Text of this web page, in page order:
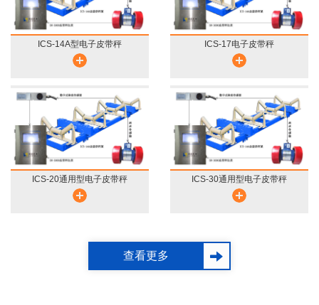
ICS-14A型电子皮带秤 ICS-17电子皮带秤
ICS-20通用型电子皮带秤 ICS-30通用型电子皮带秤
查看更多